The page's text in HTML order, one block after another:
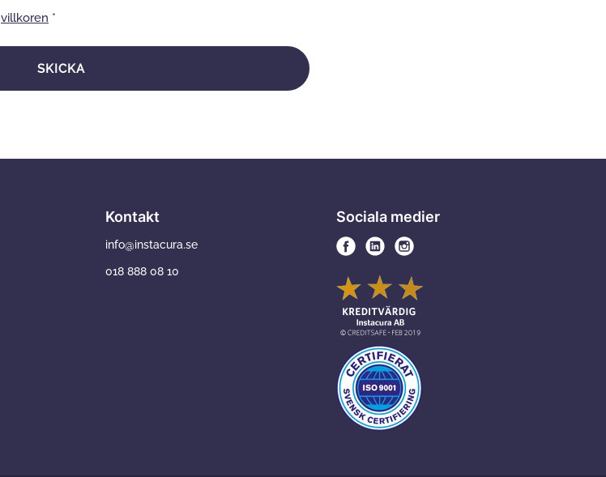
villkoren *
SKICKA
Kontakt
info@instacura.se
018 888 08 10
Sociala medier